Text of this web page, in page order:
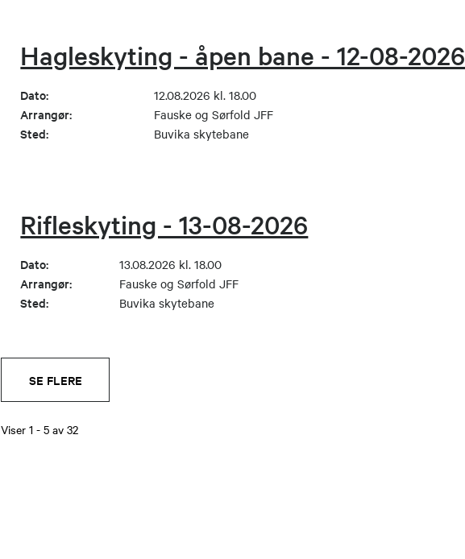
Hagleskyting - åpen bane - 12-08-2026
Dato: 12.08.2026 kl. 18.00
Arrangør: Fauske og Sørfold JFF
Sted: Buvika skytebane
Rifleskyting - 13-08-2026
Dato: 13.08.2026 kl. 18.00
Arrangør: Fauske og Sørfold JFF
Sted: Buvika skytebane
SE FLERE
Viser1- 5av32